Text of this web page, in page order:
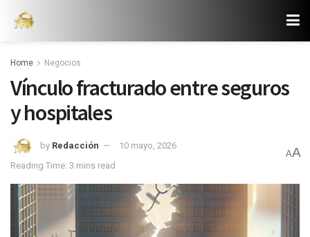
Home Negocios
Vínculo fracturado entre seguros
y hospitales
by Redacción
10 mayo, 2026
Reading Time: 3 mins read
AA